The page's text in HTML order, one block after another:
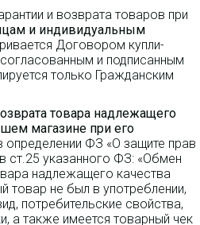
и возврата товаров при
и индивидуальным
Договором купли-
и подписанным
только Гражданским
товара надлежащего
магазине при его
определении ФЗ «О защите прав
ст.25 указанного ФЗ: «Обмен
надлежащего качества
товар не был в употреблении,
потребительские свойства,
а также имеется товарный чек